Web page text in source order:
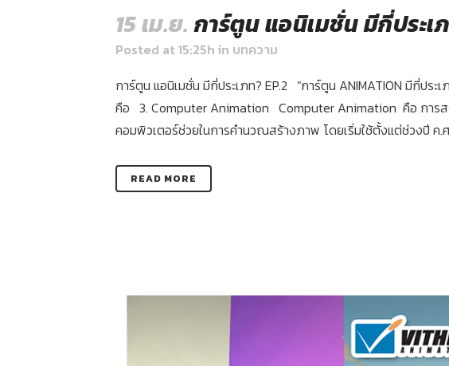
15 เม.ย. การ์ตูน แอนิเมชั่น มีกี่ประเ
Posted at 15:25h in บทความ
การ์ตูน แอนิเมชั่น มีกี่ประเภท? EP.2 "การ์ตูน ANIMATION มีกี่ปร
คือ 3. Computer Animation Computer Animation คือ การส
คอมพิวเตอร์ช่วยในการคำนวณสร้างภาพ โดยเริ่มใช้ตั้งแต่ช่วงปี ค.
READ MORE